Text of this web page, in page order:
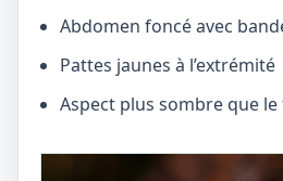
Abdomen foncé avec
Pattes jaunes à l’extrémité
Aspect plus sombre que